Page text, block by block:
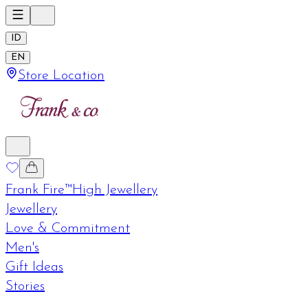
ID
EN
Store Location
Frank Fire™High Jewellery
Jewellery
Love & Commitment
Men's
Gift Ideas
Stories